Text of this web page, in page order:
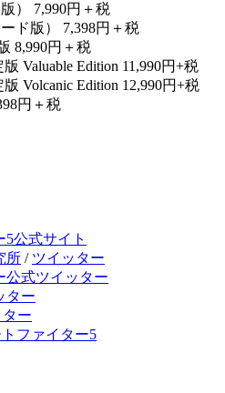
） 7,990円＋税
ド版） 7,398円＋税
8,990円＋税
Valuable Edition 11,990円+税
Volcanic Edition 12,990円+税
円＋税
5公式サイト
所 / ツイッター
公式ツイッター
ター
ー
ファイター5